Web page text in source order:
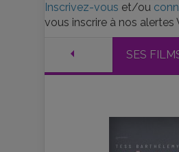
Inscrivez-vous et/ou
vous inscrire à nos alertes
SES